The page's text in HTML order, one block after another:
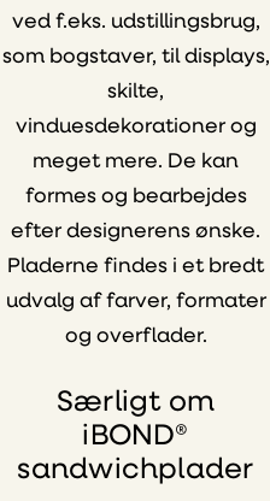
ved f.eks. udstillingsbrug,
som bogstaver, til displays,
skilte,
vinduesdekorationer og
meget mere. De kan
formes og bearbejdes
efter designerens ønske.
Pladerne findes i et bredt
udvalg af farver, formater
og overflader.
Særligt om
iBOND®
sandwichplader